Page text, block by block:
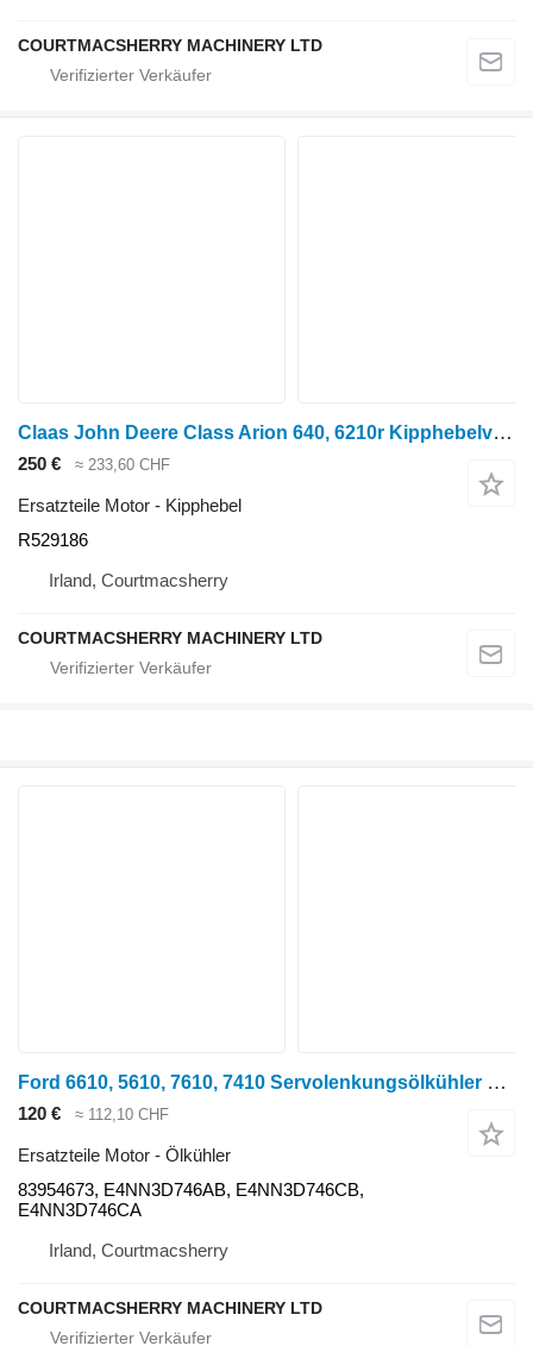
COURTMACSHERRY MACHINERY LTD
Claas John Deere Class Arion 640, 6210r Kipphebelventil Re545803, R52 R529186 für Class Arion 640 Radtraktor
250 € ≈ 233,60 CHF
Ersatzteile Motor - Kipphebel
R529186
Irland, Courtmacsherry
COURTMACSHERRY MACHINERY LTD
Ford 6610, 5610, 7610, 7410 Servolenkungsölkühler E4nn3d746ab, 83 83954673 für Radtraktor
120 € ≈ 112,10 CHF
Ersatzteile Motor - Ölkühler
83954673, E4NN3D746AB, E4NN3D746CB,
E4NN3D746CA
Irland, Courtmacsherry
COURTMACSHERRY MACHINERY LTD